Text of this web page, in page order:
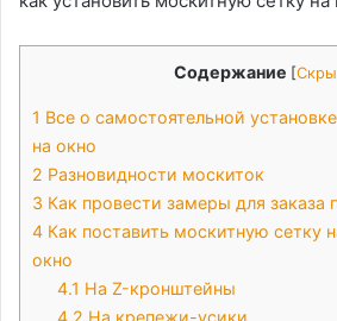
Содержание [
1 Все о самостоятельной
на окно
2 Разновидности москиток
3 Как провести замеры для заказа
4 Как поставить москитную сетку
окно
4.1 На Z-кронштейны